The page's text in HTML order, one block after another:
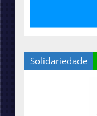
Solidariedade